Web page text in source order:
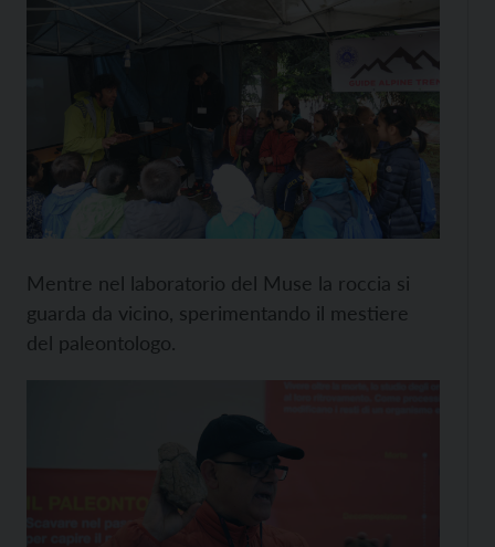
Mentre nel laboratorio del Muse la roccia si
guarda da vicino, sperimentando il mestiere
del paleontologo.